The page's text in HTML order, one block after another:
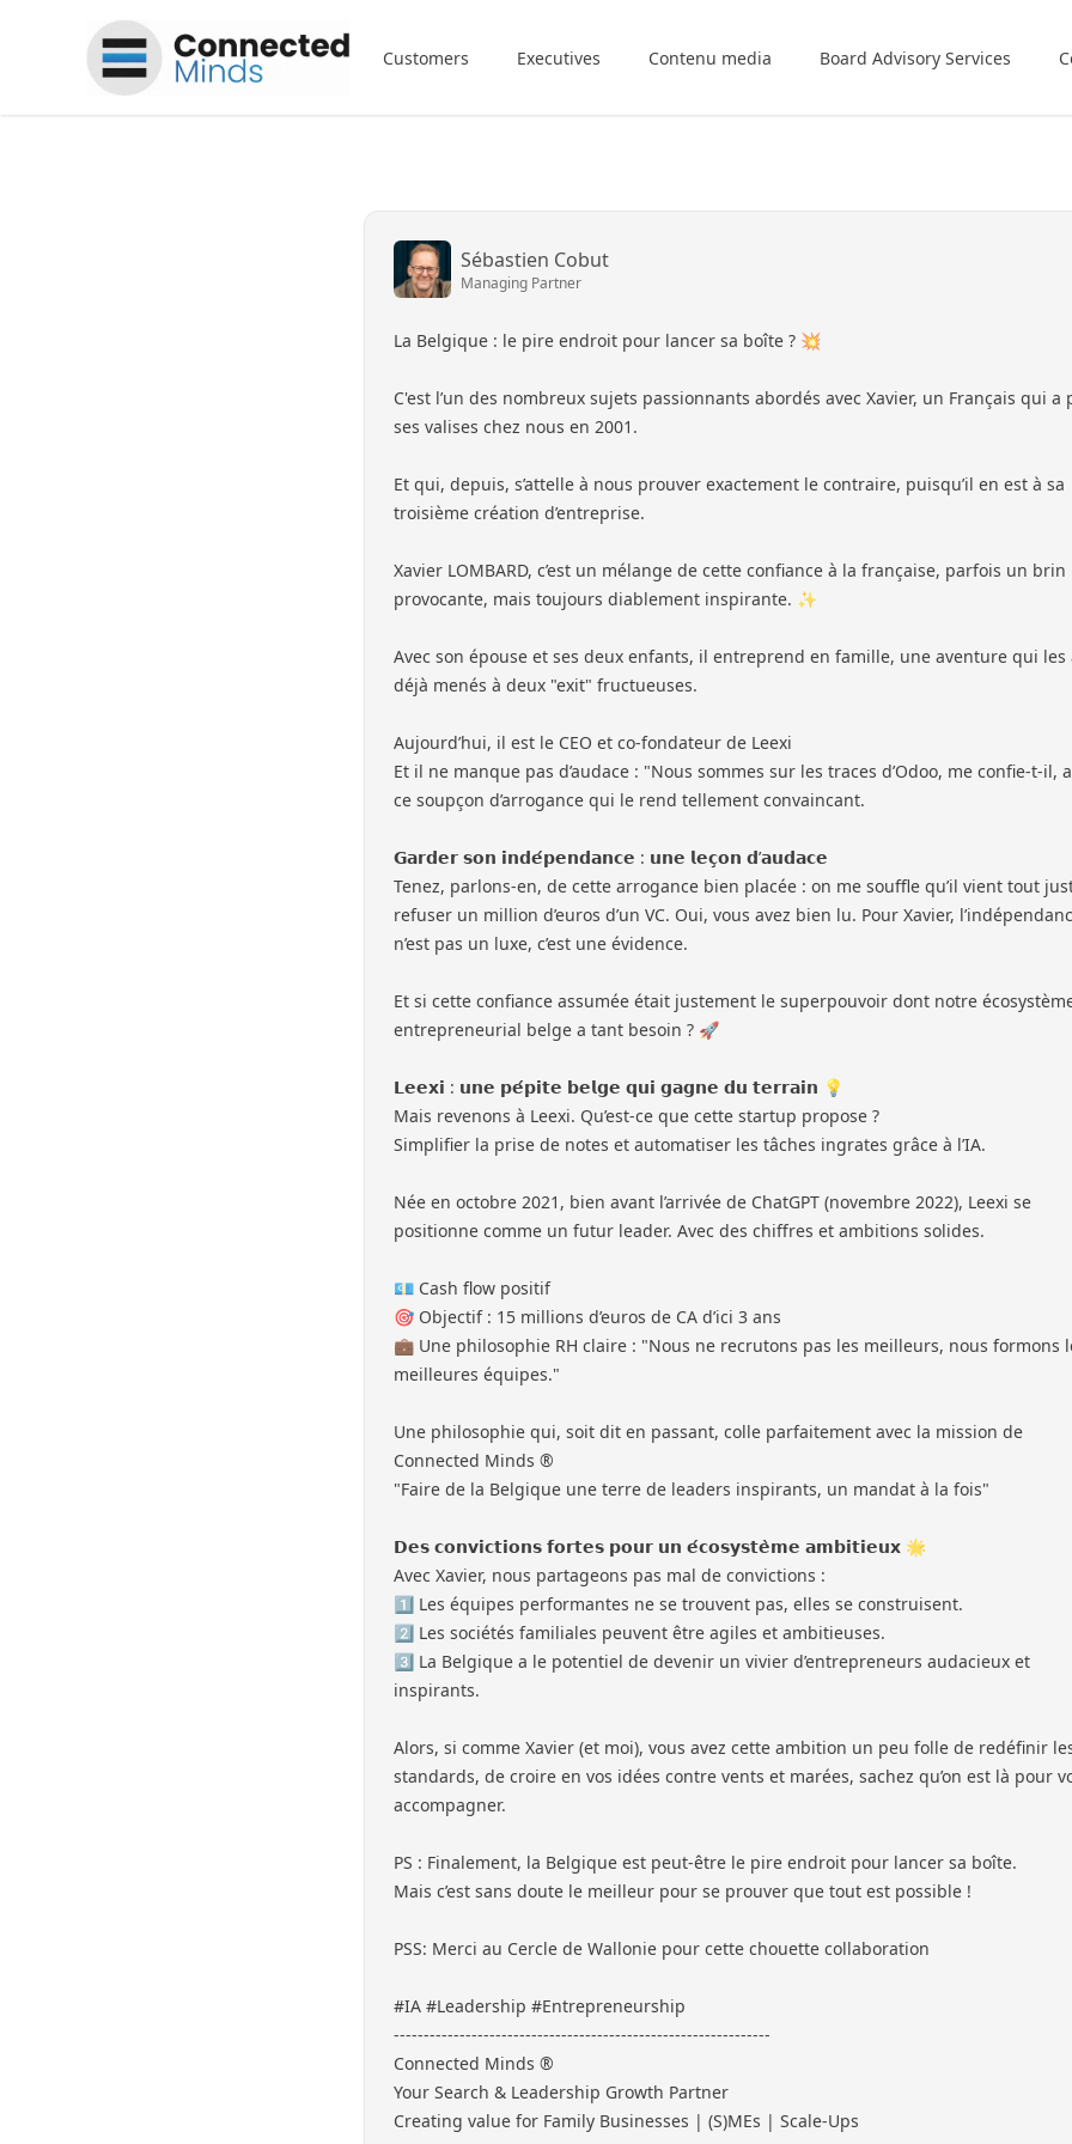
Connected Minds
Customers Executives Contenu media Board Advisory Services
Sébastien Cobut
Managing Partner
La Belgique : le pire endroit pour lancer sa boîte ? 💥
C'est l’un des nombreux sujets passionnants abordés avec Xavier, un Français qui a
ses valises chez nous en 2001.
Et qui, depuis, s’attelle à nous prouver exactement le contraire, puisqu’il en est à sa
troisième création d’entreprise.
Xavier LOMBARD, c’est un mélange de cette confiance à la française, parfois un brin
provocante, mais toujours diablement inspirante. ✨
Avec son épouse et ses deux enfants, il entreprend en famille, une aventure qui les
déjà menés à deux "exit" fructueuses.
Aujourd’hui, il est le CEO et co-fondateur de Leexi
Et il ne manque pas d’audace : "Nous sommes sur les traces d’Odoo, me confie-t-il,
ce soupçon d’arrogance qui le rend tellement convaincant.
𝗚𝗮𝗿𝗱𝗲𝗿 𝘀𝗼𝗻 𝗶𝗻𝗱𝗲́𝗽𝗲𝗻𝗱𝗮𝗻𝗰𝗲 : 𝘂𝗻𝗲 𝗹𝗲𝗰̧𝗼𝗻 𝗱’𝗮𝘂𝗱𝗮𝗰𝗲
Tenez, parlons-en, de cette arrogance bien placée : on me souffle qu’il vient tout
refuser un million d’euros d’un VC. Oui, vous avez bien lu. Pour Xavier,
n’est pas un luxe, c’est une évidence.
Et si cette confiance assumée était justement le superpouvoir dont notre
entrepreneurial belge a tant besoin ? 🚀
𝗟𝗲𝗲𝘅𝗶 : 𝘂𝗻𝗲 𝗽𝗲́𝗽𝗶𝘁𝗲 𝗯𝗲𝗹𝗴𝗲 𝗾𝘂𝗶 𝗴𝗮𝗴𝗻𝗲 𝗱𝘂 𝘁𝗲𝗿𝗿𝗮𝗶𝗻 💡
Mais revenons à Leexi. Qu’est-ce que cette startup propose ?
Simplifier la prise de notes et automatiser les tâches ingrates grâce à l’IA.
Née en octobre 2021, bien avant l’arrivée de ChatGPT (novembre 2022), Leexi se
positionne comme un futur leader. Avec des chiffres et ambitions solides.
💶 Cash flow positif
🎯 Objectif : 15 millions d’euros de CA d’ici 3 ans
💼 Une philosophie RH claire : "Nous ne recrutons pas les meilleurs, nous formons
meilleures équipes."
Une philosophie qui, soit dit en passant, colle parfaitement avec la mission de
Connected Minds ®
"Faire de la Belgique une terre de leaders inspirants, un mandat à la fois"
𝗗𝗲𝘀 𝗰𝗼𝗻𝘃𝗶𝗰𝘁𝗶𝗼𝗻𝘀 𝗳𝗼𝗿𝘁𝗲𝘀 𝗽𝗼𝘂𝗿 𝘂𝗻 𝗲́𝗰𝗼𝘀𝘆𝘀𝘁𝗲̀𝗺𝗲 𝗮𝗺𝗯𝗶𝘁𝗶𝗲𝘂𝘅 🌟
Avec Xavier, nous partageons pas mal de convictions :
1️⃣ Les équipes performantes ne se trouvent pas, elles se construisent.
2️⃣ Les sociétés familiales peuvent être agiles et ambitieuses.
3️⃣ La Belgique a le potentiel de devenir un vivier d’entrepreneurs audacieux et
inspirants.
Alors, si comme Xavier (et moi), vous avez cette ambition un peu folle de redéfinir
standards, de croire en vos idées contre vents et marées, sachez qu’on est là pour
accompagner.
PS : Finalement, la Belgique est peut-être le pire endroit pour lancer sa boîte.
Mais c’est sans doute le meilleur pour se prouver que tout est possible !
PSS: Merci au Cercle de Wallonie pour cette chouette collaboration
#IA #Leadership #Entrepreneurship
---------------------------------------------------------------
Connected Minds ®
Your Search & Leadership Growth Partner
Creating value for Family Businesses | (S)MEs | Scale-Ups